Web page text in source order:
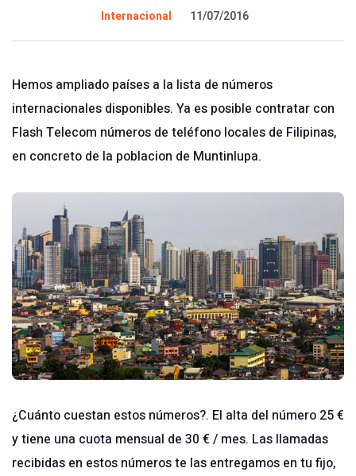
Internacional 11/07/2016
Hemos ampliado países a la lista de números
internacionales disponibles. Ya es posible contratar con
Flash Telecom números de teléfono locales de Filipinas,
en concreto de la poblacion de Muntinlupa.
¿Cuánto cuestan estos números?. El alta del número 25 €
y tiene una cuota mensual de 30 € / mes. Las llamadas
recibidas en estos números te las entregamos en tu fijo,